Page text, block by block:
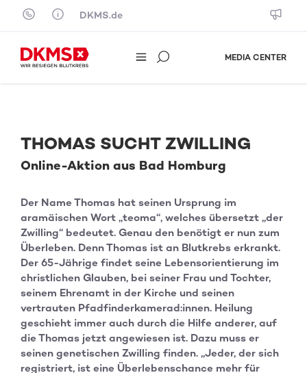
Skip to content
DKMS.de
MEDIA CENTER
THOMAS SUCHT ZWILLING
Online-Aktion aus Bad Homburg
Der Name Thomas hat seinen Ursprung im
aramäischen Wort „teoma“, welches übersetzt „der
Zwilling“ bedeutet. Genau den benötigt er nun zum
Überleben. Denn Thomas ist an Blutkrebs erkrankt.
Der 65-Jährige findet seine Lebensorientierung im
christlichen Glauben, bei seiner Frau und Tochter,
seinem Ehrenamt in der Kirche und seinen
vertrauten Pfadfinderkamerad:innen. Heilung
geschieht immer auch durch die Hilfe anderer, auf
die Thomas jetzt angewiesen ist. Dazu muss er
seinen genetischen Zwilling finden. „Jeder, der sich
registriert, ist eine Überlebenschance mehr für